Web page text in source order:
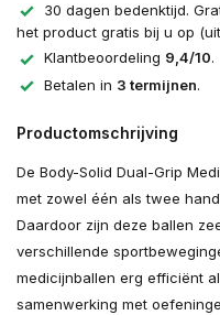
30 dagen bedenktijd.
het product gratis bij u op
Klantbeoordeling 9,4/10.
Betalen in 3 termijnen.
Productomschrijving
De Body-Solid Dual-Grip
met zowel één als twee
Daardoor zijn deze ballen
verschillende
medicijnballen erg efficiënt
samenwerking met